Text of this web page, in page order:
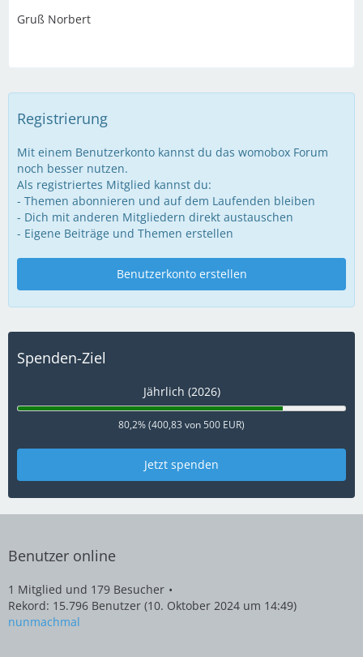
Gruß Norbert
Registrierung
Mit einem Benutzerkonto kannst du das womobox Forum
noch besser nutzen.
Als registriertes Mitglied kannst du:
- Themen abonnieren und auf dem Laufenden bleiben
- Dich mit anderen Mitgliedern direkt austauschen
- Eigene Beiträge und Themen erstellen
Benutzerkonto erstellen
Spenden-Ziel
Jährlich (2026)
80,2% (400,83 von 500 EUR)
Jetzt spenden
Benutzer online
1 Mitglied und 179 Besucher
Rekord: 15.796 Benutzer (10. Oktober 2024 um 14:49)
nunmachmal